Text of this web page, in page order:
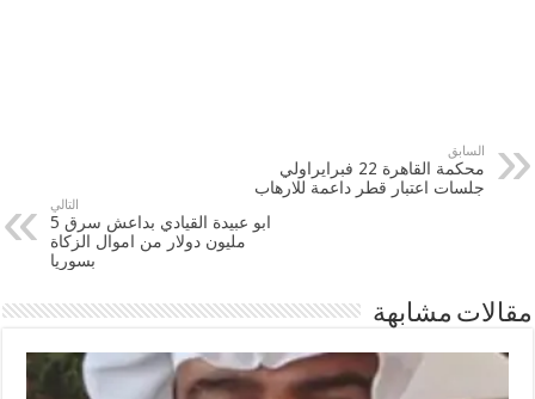
السابق
محكمة القاهرة 22 فبرايراولي
جلسات اعتبار قطر داعمة للارهاب
التالي
ابو عبيدة القيادي بداعش سرق 5
مليون دولار من اموال الزكاة
بسوريا
مقالات مشابهة